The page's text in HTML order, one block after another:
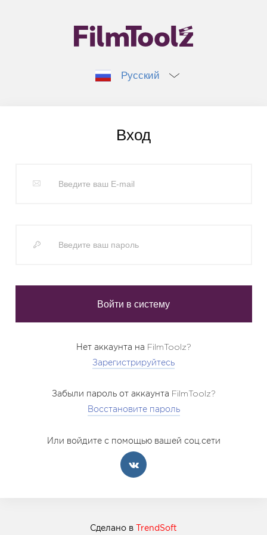
Русский
Вход
Нет аккаунта на FilmToolz?
Зарегистрируйтесь
Забыли пароль от аккаунта FilmToolz?
Восстановите пароль
Или войдите с помощью вашей соц.сети
Сделано в TrendSoft